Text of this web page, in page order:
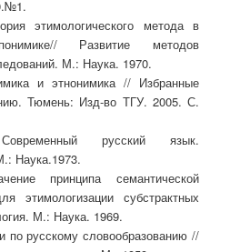
этимологического метода в
Развитие методов
М.: Наука. 1970.
и этнонимика // Избранные
Тюмень: Изд-во ТГУ. 2005. С.
русский язык.
Наука.1973.
принципа семантической
этимологизации субстрактных
М.: Наука. 1969.
по русскому словообразованию //